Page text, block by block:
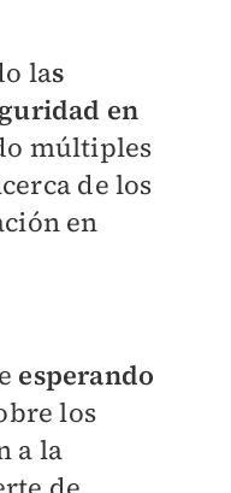
las
en
múltiples
de los
en
esperando
los
a la